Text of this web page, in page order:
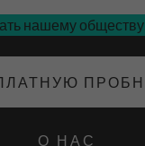
нашему
О НАС